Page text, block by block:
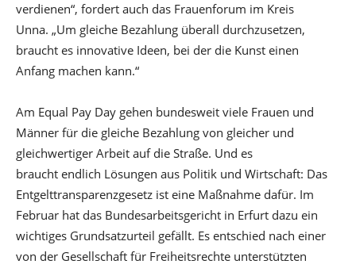
verdienen“, fordert auch das Frauenforum im Kreis
Unna. „Um gleiche Bezahlung überall durchzusetzen,
braucht es innovative Ideen, bei der die Kunst einen
Anfang machen kann.“
Am Equal Pay Day gehen bundesweit viele Frauen und
Männer für die gleiche Bezahlung von gleicher und
gleichwertiger Arbeit auf die Straße. Und es
braucht endlich Lösungen aus Politik und Wirtschaft: Das
Entgelttransparenzgesetz ist eine Maßnahme dafür. Im
Februar hat das Bundesarbeitsgericht in Erfurt dazu ein
wichtiges Grundsatzurteil gefällt. Es entschied nach einer
von der Gesellschaft für Freiheitsrechte unterstützten